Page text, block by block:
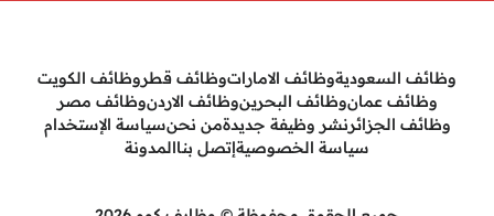
وظائف السعوديةوظائف الاماراتوظائف قطروظائف الكويت
وظائف عمانوظائف البحرينوظائف الاردنوظائف مصر
وظائف الجزائرنشر وظيفة جديدةمن نحنسياسة الإستخدام
سياسة الخصوصيةإتصل بناالمدونة